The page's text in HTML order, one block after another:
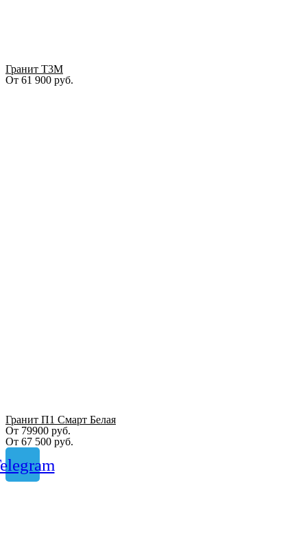
Гранит Т3М
От 61 900 руб.
Гранит П1 Смарт Белая
От 79900 руб.
От 67 500 руб.